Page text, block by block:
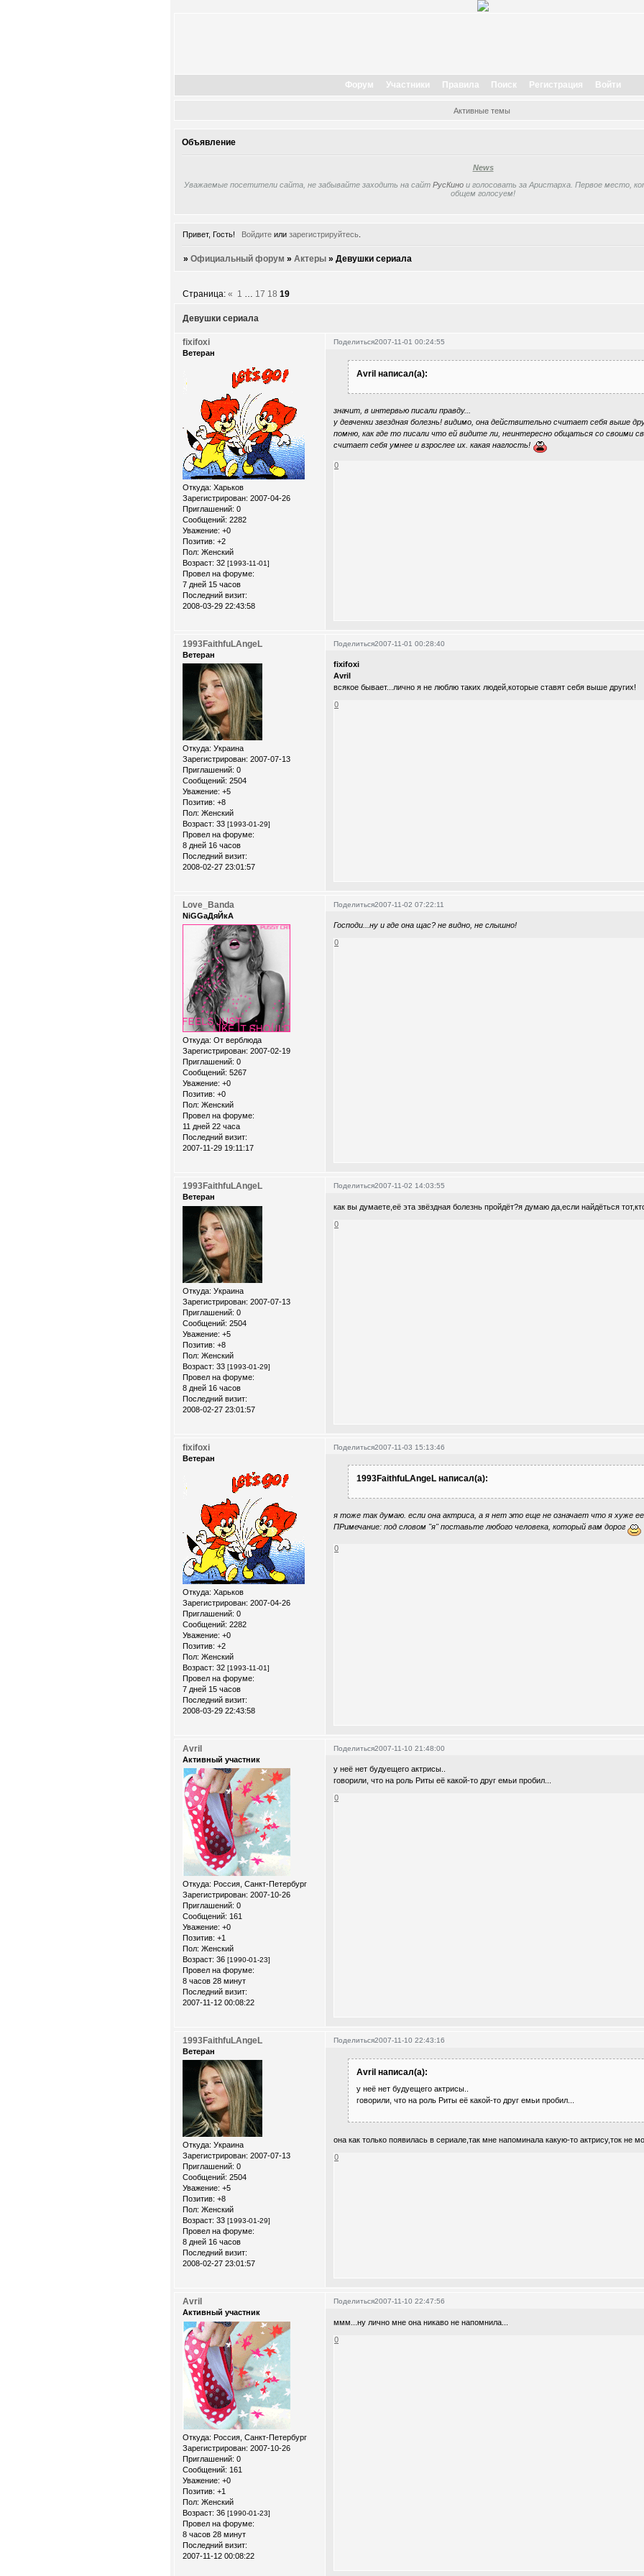
Форум Участники Правила Поиск Регистрация Войти
Активные темы
Объявление
News
Уважаемые посетители сайта, не забывайте заходить на сайт РусКино и голосовать за Аристарха. Первое место,
общем голосуем!
Привет, Гость! Войдитеили зарегистрируйтесь.
»Официальный форум »Актеры »Девушки сериала
Девушки сериала
Страница:« 1 … 17 18 19
Поделиться2007-11-01 00:24:55
fixifoxi
Ветеран
Откуда: Xарьков
Зарегистрирован: 2007-04-26
Приглашений: 0
Сообщений: 2282
Уважение: +0
Позитив: +2
Пол: Женский
Возраст: 32 [1993-11-01]
Провел на форуме:
7 дней 15 часов
Последний визит:
2008-03-29 22:43:58
Avril написал(а):
значит, в интервью писали правду...
у девченки звездная болезнь! видимо, она действительно считает себя выше
помню, как где то писали что ей видите ли, неинтересно общаться со своими
считает себя умнее и взрослее их. какая наглость!
0
Поделиться2007-11-01 00:28:40
1993FaithfuLAngeL
Ветеран
Откуда: Украина
Зарегистрирован: 2007-07-13
Приглашений: 0
Сообщений: 2504
Уважение: +5
Позитив: +8
Пол: Женский
Возраст: 33 [1993-01-29]
Провел на форуме:
8 дней 16 часов
Последний визит:
2008-02-27 23:01:57
fixifoxi
Avril
всякое бывает...лично я не люблю таких людей,которые ставят себя выше других!
0
Поделиться2007-11-02 07:22:11
Love_Banda
NiGGaДяЙкА
Откуда: От верблюда
Зарегистрирован: 2007-02-19
Приглашений: 0
Сообщений: 5267
Уважение: +0
Позитив: +0
Пол: Женский
Провел на форуме:
11 дней 22 часа
Последний визит:
2007-11-29 19:11:17
Господи...ну и где она щас? не видно, не слышно!
0
Поделиться2007-11-02 14:03:55
1993FaithfuLAngeL
Ветеран
Откуда: Украина
Зарегистрирован: 2007-07-13
Приглашений: 0
Сообщений: 2504
Уважение: +5
Позитив: +8
Пол: Женский
Возраст: 33 [1993-01-29]
Провел на форуме:
8 дней 16 часов
Последний визит:
2008-02-27 23:01:57
как вы думаете,её эта звёздная болезнь пройдёт?я думаю да,если найдёться
0
Поделиться2007-11-03 15:13:46
fixifoxi
Ветеран
Откуда: Xарьков
Зарегистрирован: 2007-04-26
Приглашений: 0
Сообщений: 2282
Уважение: +0
Позитив: +2
Пол: Женский
Возраст: 32 [1993-11-01]
Провел на форуме:
7 дней 15 часов
Последний визит:
2008-03-29 22:43:58
1993FaithfuLAngeL написал(а):
я тоже так думаю. если она актриса, а я нет это еще не означает что я хуже ее
ПРимечание: под словом "я" поставьте любого человека, который вам дорог
0
Поделиться2007-11-10 21:48:00
Avril
Активный участник
Откуда: Россия, Санкт-Петербург
Зарегистрирован: 2007-10-26
Приглашений: 0
Сообщений: 161
Уважение: +0
Позитив: +1
Пол: Женский
Возраст: 36 [1990-01-23]
Провел на форуме:
8 часов 28 минут
Последний визит:
2007-11-12 00:08:22
у неё нет будуещего актрисы..
говорили, что на роль Риты её какой-то друг емьи пробил...
0
Поделиться2007-11-10 22:43:16
1993FaithfuLAngeL
Ветеран
Откуда: Украина
Зарегистрирован: 2007-07-13
Приглашений: 0
Сообщений: 2504
Уважение: +5
Позитив: +8
Пол: Женский
Возраст: 33 [1993-01-29]
Провел на форуме:
8 дней 16 часов
Последний визит:
2008-02-27 23:01:57
Avril написал(а):
у неё нет будуещего актрисы..
говорили, что на роль Риты её какой-то друг емьи пробил...
она как только появилась в сериале,так мне напоминала какую-то актрису,ток не
0
Поделиться2007-11-10 22:47:56
Avril
Активный участник
Откуда: Россия, Санкт-Петербург
Зарегистрирован: 2007-10-26
Приглашений: 0
Сообщений: 161
Уважение: +0
Позитив: +1
Пол: Женский
Возраст: 36 [1990-01-23]
Провел на форуме:
8 часов 28 минут
Последний визит:
2007-11-12 00:08:22
ммм...ну лично мне она никаво не напомнила...
0